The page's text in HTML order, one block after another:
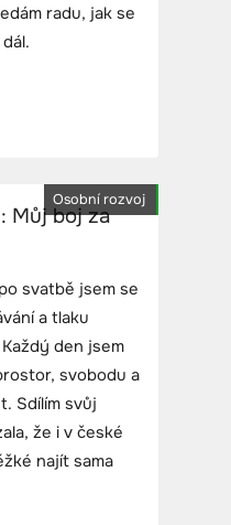
radu, jak se
Osobní rozvoj
Můj boj za
svatbě jsem se
a tlaku
den jsem
svobodu a
Sdílím svůj
že i v české
najít sama